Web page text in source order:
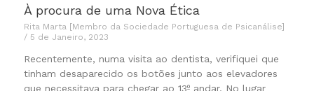
À procura de uma Nova Ética
Rita Marta [Membro da Sociedade Portuguesa de Psicanálise]
5 de Janeiro, 2023
Recentemente, numa visita ao dentista, verifiquei que
tinham desaparecido os botões junto aos elevadores
que necessitava para chegar ao 13º andar. No lugar